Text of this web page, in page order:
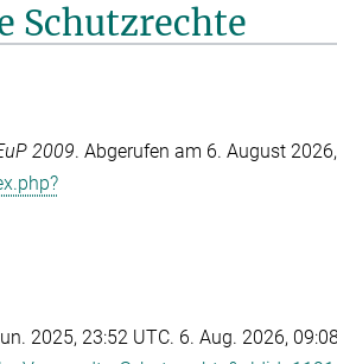
Schutzrechte
2009. Abgerufen am 6. August 2026,
2025, 23:52 UTC. 6. Aug. 2026,